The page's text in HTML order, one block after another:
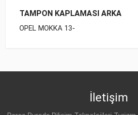
TAMPON KAPLAMASI ARKA
OPEL MOKKA 13-
İletişim